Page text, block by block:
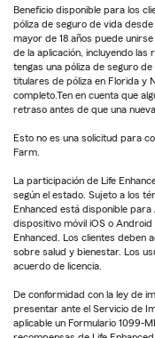
Beneficio disponible para los
póliza de seguro de vida
mayor de 18 años puede
de la aplicación, incluyendo
tengas una póliza de seguro
titulares de póliza en Florida y
completo.Ten en cuenta que
retraso antes de que una
Esto no es una solicitud para
Farm.
La participación de Life
según el estado. Sujeto a los
Enhanced está disponible
dispositivo móvil iOS o
Enhanced. Los clientes deben
sobre salud y bienestar. Los
acuerdo de licencia.
De conformidad con la ley de
presentar ante el Servicio de
aplicable un Formulario 1099-